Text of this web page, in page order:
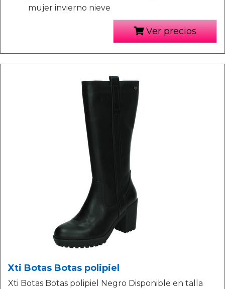
mujer invierno nieve
Ver precios
Xti Botas Botas polipiel
Xti Botas Botas polipiel Negro Disponible en talla